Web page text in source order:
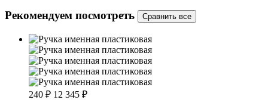
Рекомендуем посмотреть
240 ₽ 12 345 ₽